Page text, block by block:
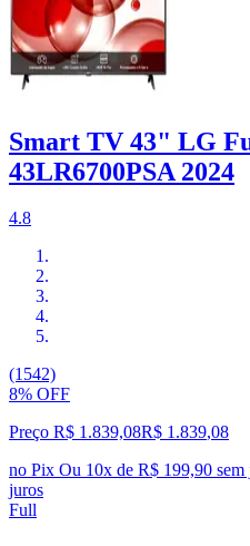
Smart TV 43" LG
43LR6700PSA 2024
4.8
(1542)
8% OFF
Preço R$ 1.839,08R$ 1.839,08
no Pix Ou 10x de R$ 199,90 sem
juros
Full